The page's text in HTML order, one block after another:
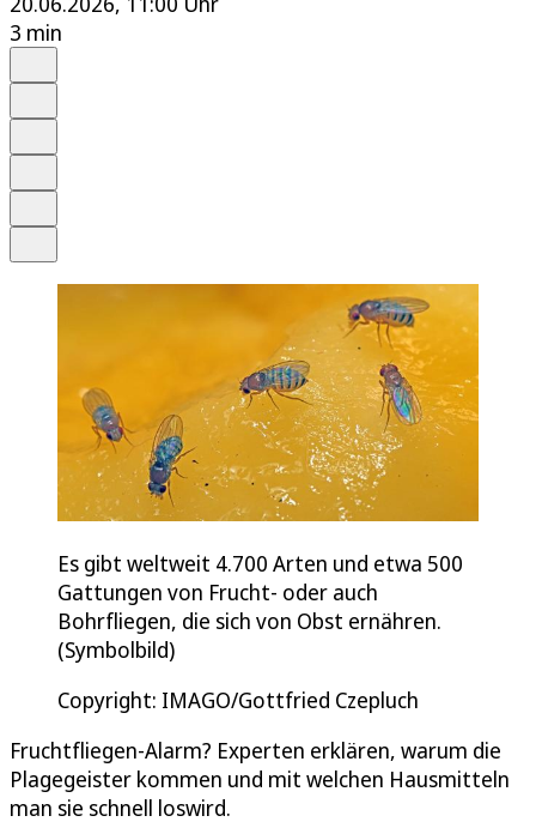
3 min
Es gibt weltweit 4.700 Arten und etwa 500
Gattungen von Frucht- oder auch
Bohrfliegen, die sich von Obst ernähren.
(Symbolbild)
Copyright: IMAGO/Gottfried Czepluch
Fruchtfliegen-Alarm? Experten erklären, warum die
Plagegeister kommen und mit welchen Hausmitteln
man sie schnell loswird.